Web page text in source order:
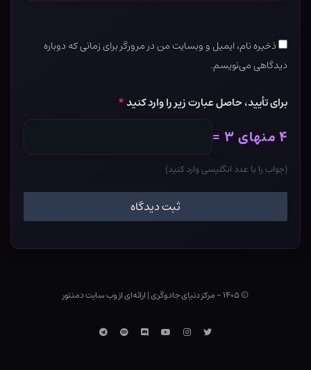
ذخیره نام، ایمیل و وبسایت من در مرورگر برای زمانی که دوباره
دیدگاهی می‌نویسم.
برای تأیید، حاصل عبارت زیر را وارد کنید*
۴ منهای ۳ =
(جواب را با عدد انگلیسی وارد کنید)
© ۱۴۰۵ - مرکز دنیای جادوگری |ارائه‌ای از وب ‌سایت دمنتور
توییتراینستاگرام
یوتوبDiscordاسپاتیفایتلگرام